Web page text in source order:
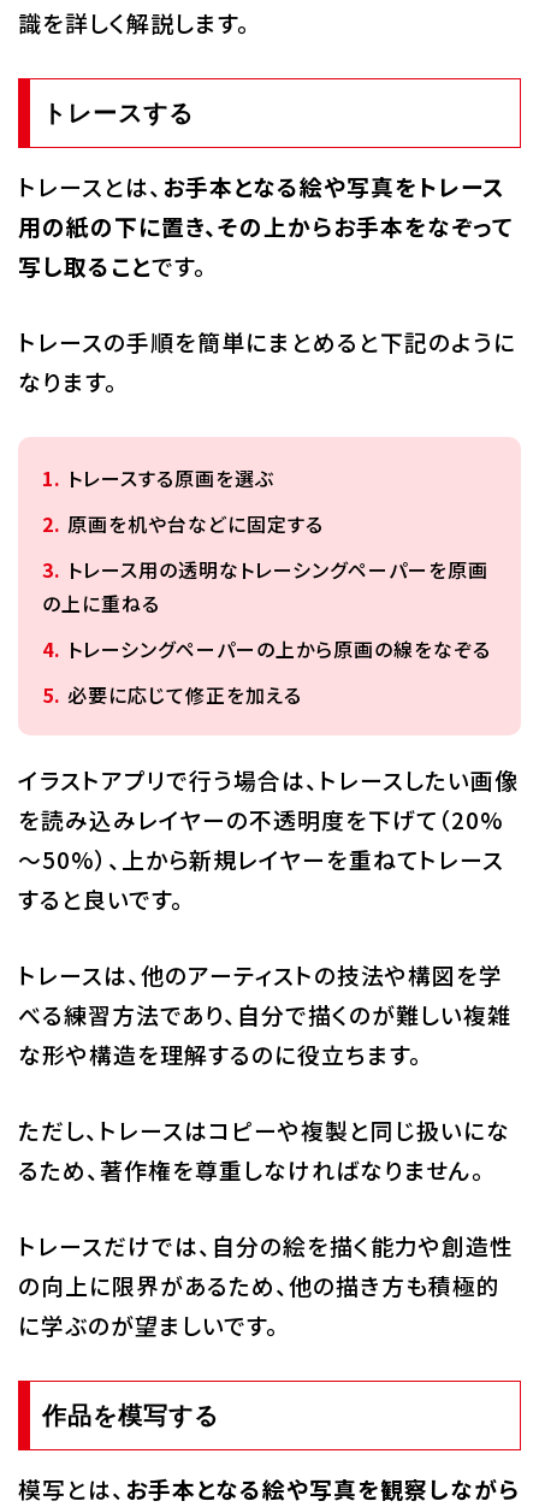
識を詳しく解説します。
トレースする
トレースとは、 お手本となる絵や写真をトレース
用の紙の下に置き、その上からお手本をなぞって
写し取ることです。
トレースの手順を簡単にまとめると下記のように
なります。
トレースする原画を選ぶ
原画を机や台などに固定する
トレース用の透明なトレーシングペーパーを原画
の上に重ねる
トレーシングペーパーの上から原画の線をなぞる
必要に応じて修正を加える
イラストアプリで行う場合は、トレースしたい画像
を読み込みレイヤーの不透明度を下げて（20%
～50%）、上から新規レイヤーを重ねてトレース
すると良いです。
トレースは、他のアーティストの技法や構図を学
べる練習方法であり、自分で描くのが難しい複雑
な形や構造を理解するのに役立ちます。
ただし、トレースはコピーや複製と同じ扱いにな
るため、著作権を尊重しなければなりません。
トレースだけでは、自分の絵を描く能力や創造性
の向上に限界があるため、他の描き方も積極的
に学ぶのが望ましいです。
作品を模写する
模写とは、 お手本となる絵や写真を観察しながら